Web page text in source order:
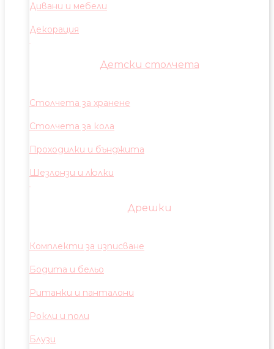
Дивани и мебели
Декорация
Детски столчета
Столчета за хранене
Столчета за кола
Проходилки и бънджита
Шезлонзи и люлки
Дрешки
Комплекти за изписване
Бодита и бельо
Ританки и панталони
Рокли и поли
Блузи